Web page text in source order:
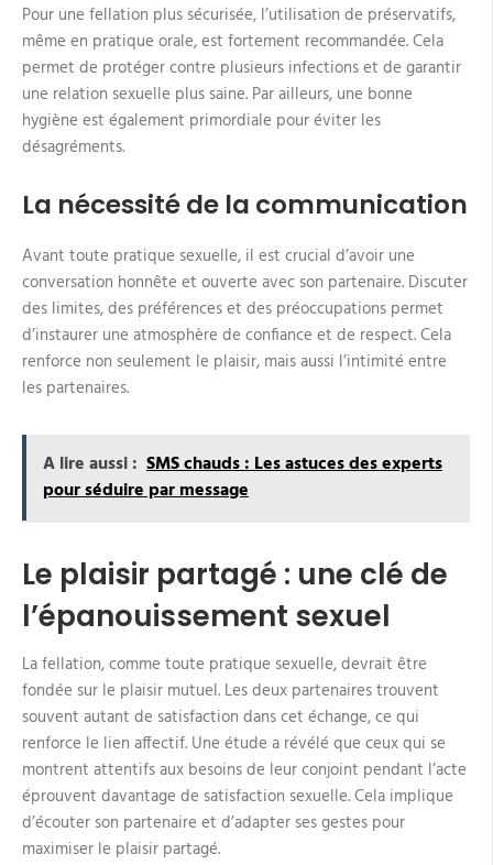
Pour une fellation plus sécurisée, l’utilisation de préservatifs,
même en pratique orale, est fortement recommandée. Cela
permet de protéger contre plusieurs infections et de garantir
une relation sexuelle plus saine. Par ailleurs, une bonne
hygiène est également primordiale pour éviter les
désagréments.
La nécessité de la communication
Avant toute pratique sexuelle, il est crucial d’avoir une
conversation honnête et ouverte avec son partenaire. Discuter
des limites, des préférences et des préoccupations permet
d’instaurer une atmosphère de confiance et de respect. Cela
renforce non seulement le plaisir, mais aussi l’intimité entre
les partenaires.
A lire aussi : SMS chauds : Les astuces des experts
pour séduire par message
Le plaisir partagé : une clé de
l’épanouissement sexuel
La fellation, comme toute pratique sexuelle, devrait être
fondée sur le plaisir mutuel. Les deux partenaires trouvent
souvent autant de satisfaction dans cet échange, ce qui
renforce le lien affectif. Une étude a révélé que ceux qui se
montrent attentifs aux besoins de leur conjoint pendant l’acte
éprouvent davantage de satisfaction sexuelle. Cela implique
d’écouter son partenaire et d’adapter ses gestes pour
maximiser le plaisir partagé.